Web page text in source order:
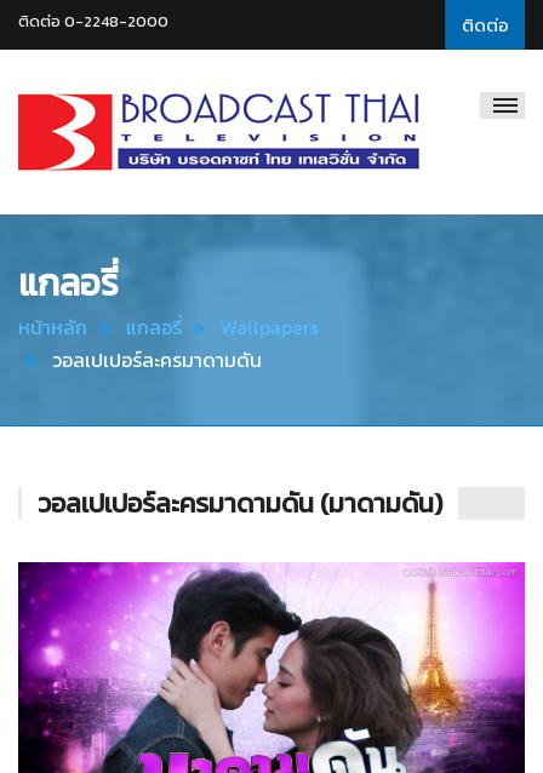
ติดต่อ
ติดต่อ 0-2248-2000
Thai
แกลอรี่
หน้าหลัก แกลอรี่
Wallpapers
วอลเปเปอร์ละครมาดามดัน
วอลเปเปอร์ละครมาดามดัน (มาดามดัน)